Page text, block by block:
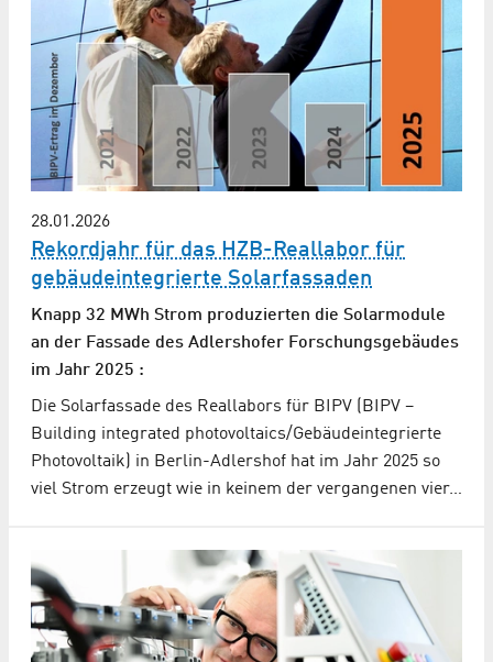
28.01.2026
Rekordjahr für das HZB-Reallabor für
gebäudeintegrierte Solarfassaden
Knapp 32 MWh Strom produzierten die Solarmodule
an der Fassade des Adlershofer Forschungsgebäudes
im Jahr 2025 :
Die Solarfassade des Reallabors für BIPV (BIPV –
Building integrated photovoltaics/Gebäudeintegrierte
Photovoltaik) in Berlin-Adlershof hat im Jahr 2025 so
viel Strom erzeugt wie in keinem der vergangenen vier…